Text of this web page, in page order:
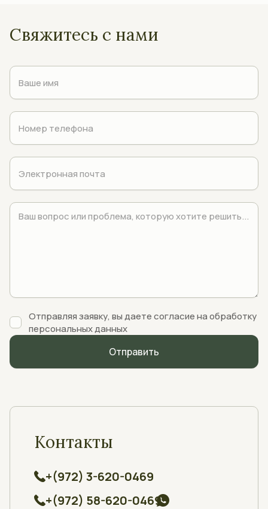
Свяжитесь с нами
Отправляя заявку, вы даете согласие на обработку
персональных данных
Контакты
+(972) 3-620-0469
+(972) 58-620-0469